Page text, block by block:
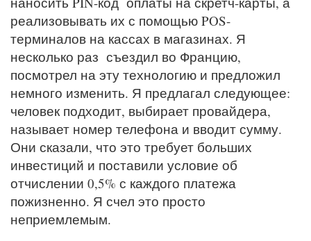
реализовывать их с помощью POS-
терминалов на кассах в магазинах. Я
несколько раз съездил во Францию,
посмотрел на эту технологию и предложил
немного изменить. Я предлагал следующее:
человек подходит, выбирает провайдера,
называет номер телефона и вводит сумму.
Они сказали, что это требует больших
инвестиций и поставили условие об
отчислении 0,5% с каждого платежа
пожизненно. Я счел это просто
неприемлемым.